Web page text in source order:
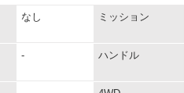
なし ミッション
- ハンドル